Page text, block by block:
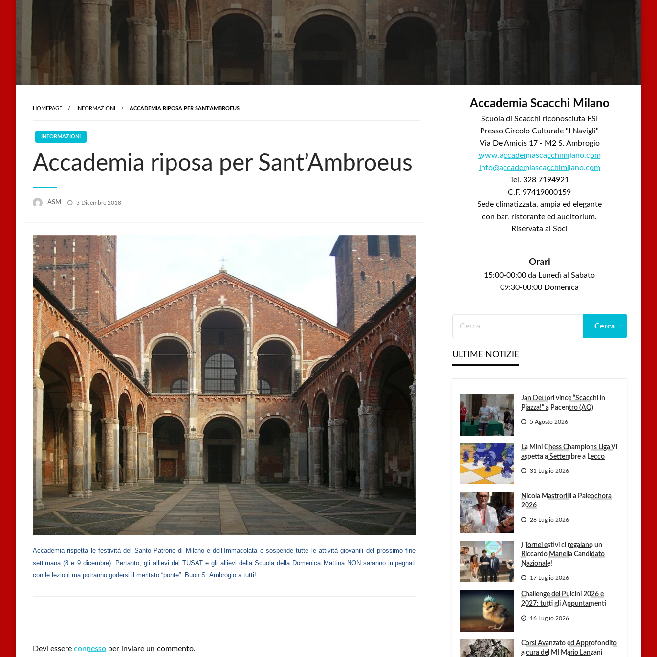
HOMEPAGE INFORMAZIONI ACCADEMIA RIPOSA PER SANT’AMBROEUS
INFORMAZIONI
Accademia riposa per Sant’Ambroeus
ASM
Posted
3 Dicembre 2018
Accademia rispetta le festività del Santo Patrono di Milano e dell’Immacolata e sospende tutte le attività giovanili del prossimo fine
settimana (8 e 9 dicembre). Pertanto, gli allievi del TUSAT e gli allievi della Scuola della Domenica Mattina NON saranno impegnati
con le lezioni ma potranno godersi il meritato “ponte”. Buon S. Ambrogio a tutti!
Devi essere connesso per inviare un commento.
Accademia Scacchi Milano
Scuola di Scacchi riconosciuta FSI
Presso Circolo Culturale "I Navigli"
Via De Amicis 17 - M2 S. Ambrogio
www.accademiascacchimilano.com
info@accademiascacchimilano.com
Tel. 328 7194921
C.F. 97419000159
Sede climatizzata, ampia ed elegante
con bar, ristorante ed auditorium.
Riservata ai Soci
Orari
15:00-00:00 da Lunedì al Sabato
09:30-00:00 Domenica
ULTIME NOTIZIE
Jan Dettori vince “Scacchi in
Piazza!” a Pacentro (AQ)
5 Agosto 2026
La Mini Chess Champions Liga Vi
aspetta a Settembre a Lecco
31 Luglio 2026
Nicola Mastrorilli a Paleochora
2026
28 Luglio 2026
I Tornei estivi ci regalano un
Riccardo Manella Candidato
Nazionale!
17 Luglio 2026
Challenge dei Pulcini 2026 e
2027: tutti gli Appuntamenti
16 Luglio 2026
Corsi Avanzato ed Approfondito
a cura del MI Mario Lanzani